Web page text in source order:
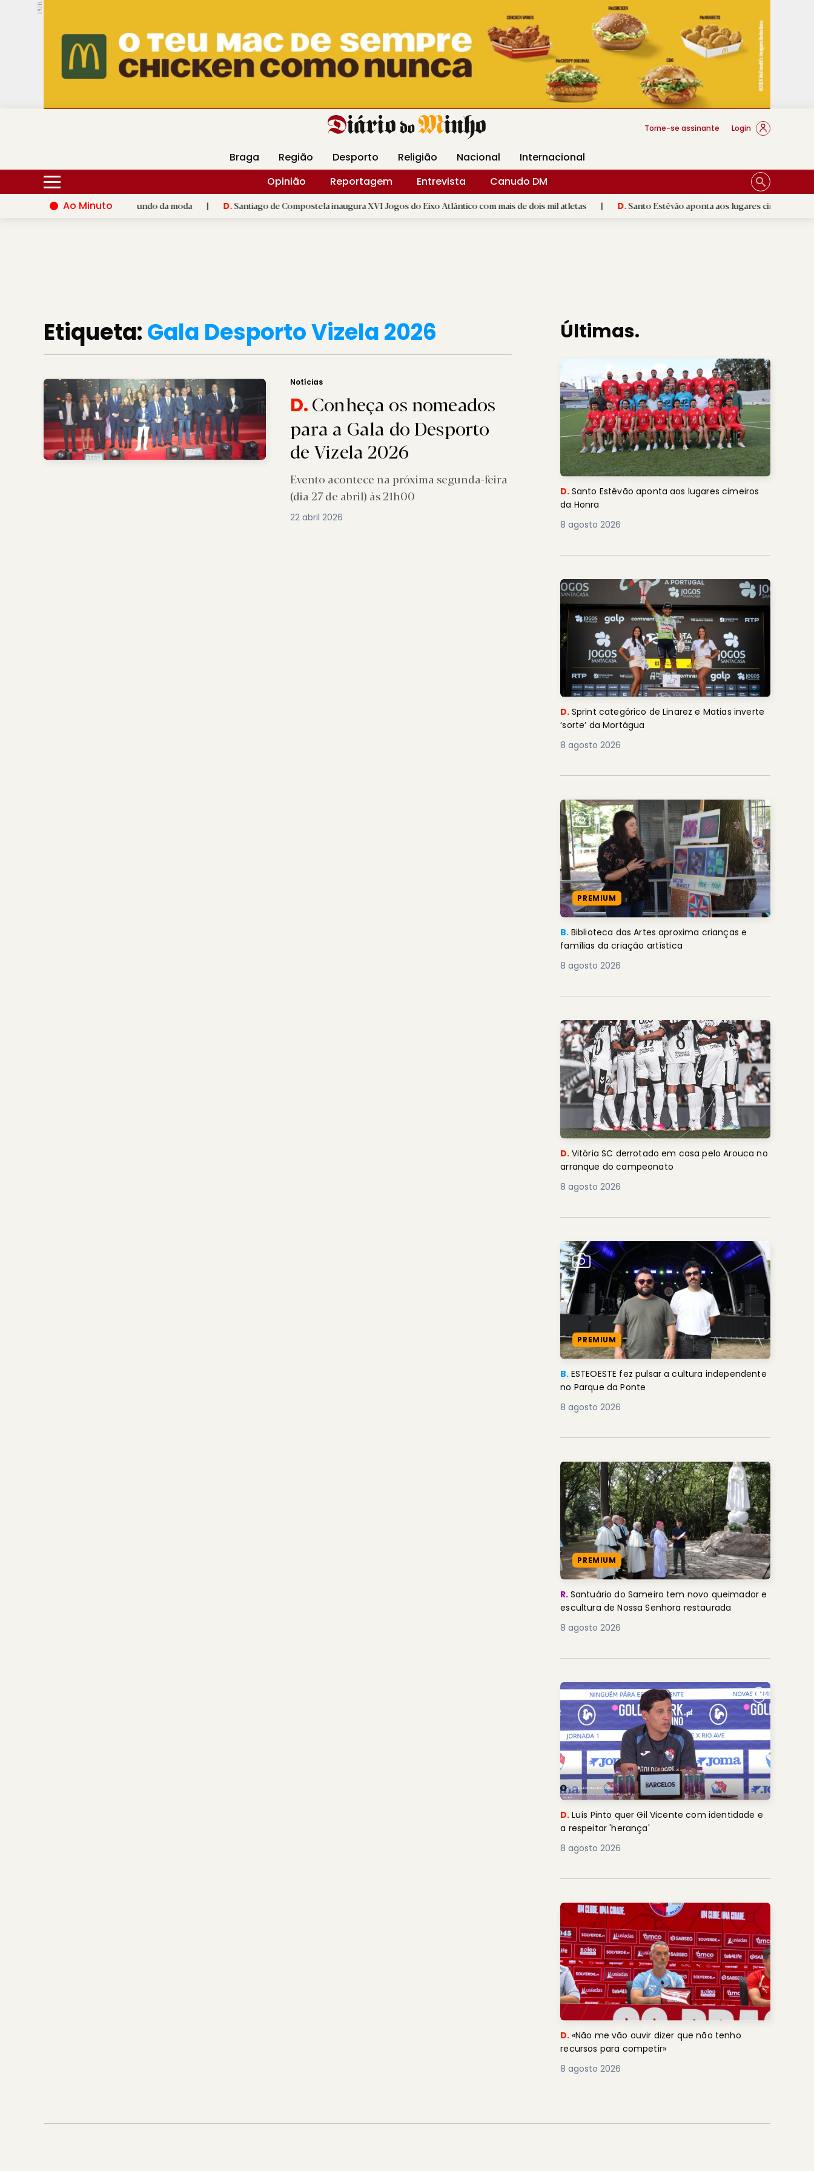
PUB.
Hoje 17ºC 28ºC DMtv Revista Minha Gráfica DM Livraria DM Arquidiocese Braga
Torne-se assinante Login
Braga Região Desporto Religião Nacional
Internacional
Opinião
Reportagem Entrevista
Canudo DM
Ao Minuto
e à inovação do mundo da moda | D.Santiago de Compostela inaugura XVI Jogos do Eixo Atlântico com mais de dois mil atletas | D.Santo Estêvão aponta aos lugares cimeiros da Honra
Etiqueta:Gala Desporto Vizela 2026
Notícias
D.Conheça os nomeados
para a Gala do Desporto
de Vizela 2026
Evento acontece na próxima segunda-feira
(dia 27 de abril) às 21h00
22 abril 2026
Últimas.
D. Santo Estêvão aponta aos lugares cimeiros
da Honra
8 agosto 2026
D. Sprint categórico de Linarez e Matias inverte
‘sorte’ da Mortágua
8 agosto 2026
PREMIUM
B. Biblioteca das Artes aproxima crianças e
famílias da criação artística
8 agosto 2026
D. Vitória SC derrotado em casa pelo Arouca no
arranque do campeonato
8 agosto 2026
PREMIUM
B. ESTEOESTE fez pulsar a cultura independente
no Parque da Ponte
8 agosto 2026
PREMIUM
R. Santuário do Sameiro tem novo queimador e
escultura de Nossa Senhora restaurada
8 agosto 2026
D. Luís Pinto quer Gil Vicente com identidade e
a respeitar 'herança'
8 agosto 2026
D. «Não me vão ouvir dizer que não tenho
recursos para competir»
8 agosto 2026